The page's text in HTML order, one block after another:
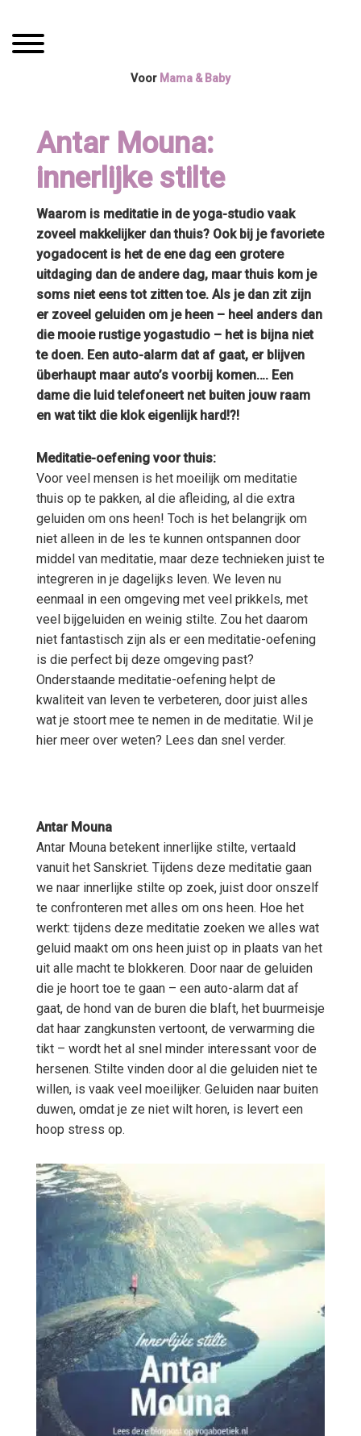
naar
de
naar
de
Toggle navigation
Yogaboetiek
Voor Mama & Baby
Antar Mouna:
innerlijke stilte
Waarom is meditatie in de yoga-studio vaak
zoveel makkelijker dan thuis? Ook bij je favoriete
yogadocent is het de ene dag een grotere
uitdaging dan de andere dag, maar thuis kom je
soms niet eens tot zitten toe. Als je dan zit zijn
er zoveel geluiden om je heen – heel anders dan
die mooie rustige yogastudio – het is bijna niet
te doen. Een auto-alarm dat af gaat, er blijven
überhaupt maar auto’s voorbij komen…. Een
dame die luid telefoneert net buiten jouw raam
en wat tikt die klok eigenlijk hard!?!
Meditatie-oefening voor thuis:
Voor veel mensen is het moeilijk om meditatie
thuis op te pakken, al die afleiding, al die extra
geluiden om ons heen! Toch is het belangrijk om
niet alleen in de les te kunnen ontspannen door
middel van meditatie, maar deze technieken juist te
integreren in je dagelijks leven. We leven nu
eenmaal in een omgeving met veel prikkels, met
veel bijgeluiden en weinig stilte. Zou het daarom
niet fantastisch zijn als er een meditatie-oefening
is die perfect bij deze omgeving past?
Onderstaande meditatie-oefening helpt de
kwaliteit van leven te verbeteren, door juist alles
wat je stoort mee te nemen in de meditatie. Wil je
hier meer over weten? Lees dan snel verder.
Antar Mouna
Antar Mouna betekent innerlijke stilte, vertaald
vanuit het Sanskriet. Tijdens deze meditatie gaan
we naar innerlijke stilte op zoek, juist door onszelf
te confronteren met alles om ons heen. Hoe het
werkt: tijdens deze meditatie zoeken we alles wat
geluid maakt om ons heen juist op in plaats van het
uit alle macht te blokkeren. Door naar de geluiden
die je hoort toe te gaan – een auto-alarm dat af
gaat, de hond van de buren die blaft, het buurmeisje
dat haar zangkunsten vertoont, de verwarming die
tikt – wordt het al snel minder interessant voor de
hersenen. Stilte vinden door al die geluiden niet te
willen, is vaak veel moeilijker. Geluiden naar buiten
duwen, omdat je ze niet wilt horen, is levert een
hoop stress op.